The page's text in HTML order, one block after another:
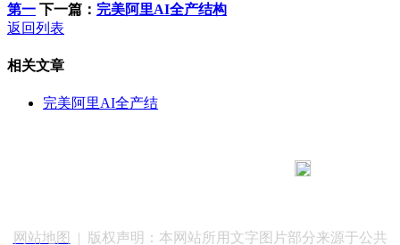
第一 下一篇： 完美阿里AI全产结构
返回列表
相关文章
完美阿里AI全产结
网站地图 | 版权声明：本网站所用文字图片部分来源于公共